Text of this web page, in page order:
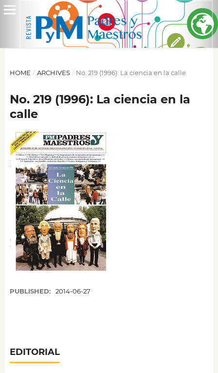
HOME / ARCHIVES / No. 219 (1996): La ciencia en la calle
No. 219 (1996): La ciencia en la
calle
PUBLISHED: 2014-06-27
EDITORIAL